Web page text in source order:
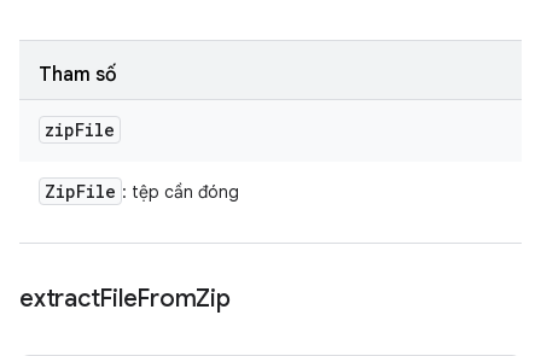
Tham số
zipFile
ZipFile : tệp cần đóng
extractFileFromZip